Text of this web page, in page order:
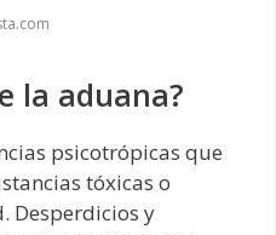
la aduana?
psicotrópicas que
tóxicas o
Desperdicios y